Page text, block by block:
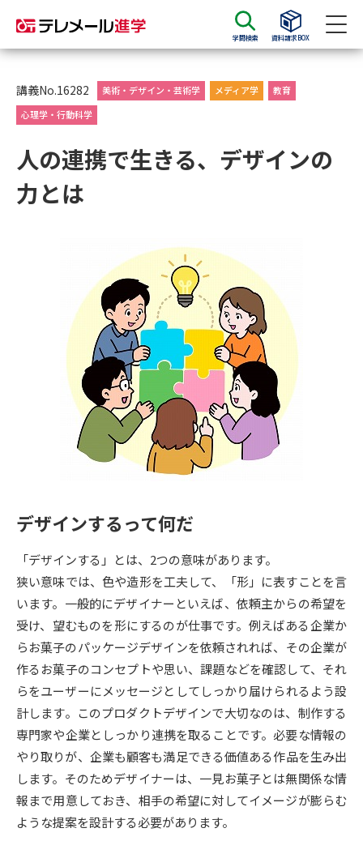
学問検索 資料請求BOX
資料請求 資料検索
大学・短大の資料種類から請求
大学パンフ
大学・短大以外の資料から請求
専門学校の資料請求 大学院の資料請求
留学・進学関連、塾・予備校
大学入学共通テスト「受験案
内」の請求
大学入学共通テスト「受験上の
配慮案内」の請求
高等学校卒業程度認定試験
高等学校（情報）教員資格認定
大学研究 大学検索
大学で学べる内容や特徴を調べる
新増設大学・学部・学科特集
国際・グローバルに強い大学特
集
データサイエンス特集 奨学金・特待生制度特集
デジタルパンフレット 進路の３択
講義No.16282 美術・デザイン・芸術学 メディア学
教育
心理学・行動科学
人の連携で生きる、デザインの
力とは
デザインするって何だ
「デザインする」とは、2つの意味があります。
狭い意味では、色や造形を工夫して、「形」に表すことを言
います。一般的にデザイナーといえば、依頼主からの希望を
受け、望むものを形にするのが仕事です。例えばある企業か
らお菓子のパッケージデザインを依頼されれば、その企業が
作るお菓子のコンセプトや思い、課題などを確認して、それ
らをユーザーにメッセージとしてしっかり届けられるよう設
計します。このプロダクトデザインで大切なのは、制作する
専門家や企業としっかり連携を取ることです。必要な情報の
やり取りが、企業も顧客も満足できる価値ある作品を生み出
します。そのためデザイナーは、一見お菓子とは無関係な情
報まで用意しておき、相手の希望に対してイメージが膨らむ
ような提案を設計する必要があります。